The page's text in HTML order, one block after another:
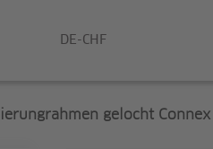
DE-CHF
gelocht